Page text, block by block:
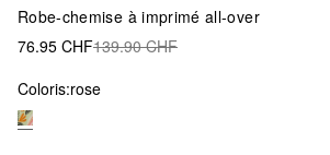
Robe-chemise à imprimé all-over
76.95 CHF139.90 CHF
Coloris:rose